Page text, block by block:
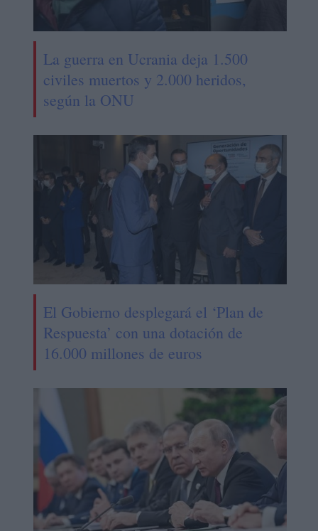
La guerra en Ucrania deja 1.500
civiles muertos y 2.000 heridos,
según la ONU
El Gobierno desplegará el ‘Plan de
Respuesta’ con una dotación de
16.000 millones de euros